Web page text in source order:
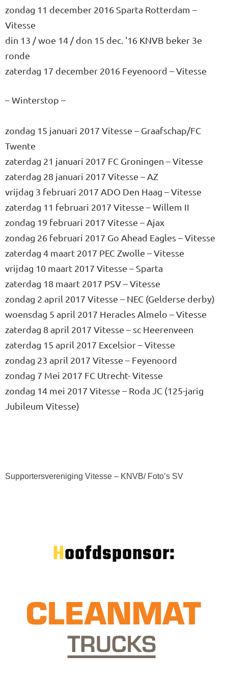
zondag 11 december 2016 Sparta Rotterdam –
Vitesse
din 13 / woe 14 / don 15 dec. '16 KNVB beker 3e
ronde
zaterdag 17 december 2016 Feyenoord – Vitesse
– Winterstop –
zondag 15 januari 2017 Vitesse – Graafschap/FC
Twente
zaterdag 21 januari 2017 FC Groningen – Vitesse
zaterdag 28 januari 2017 Vitesse – AZ
vrijdag 3 februari 2017 ADO Den Haag – Vitesse
zaterdag 11 februari 2017 Vitesse – Willem II
zondag 19 februari 2017 Vitesse – Ajax
zondag 26 februari 2017 Go Ahead Eagles – Vitesse
zaterdag 4 maart 2017 PEC Zwolle – Vitesse
vrijdag 10 maart 2017 Vitesse – Sparta
zaterdag 18 maart 2017 PSV – Vitesse
zondag 2 april 2017 Vitesse – NEC (Gelderse derby)
woensdag 5 april 2017 Heracles Almelo – Vitesse
zaterdag 8 april 2017 Vitesse – sc Heerenveen
zaterdag 15 april 2017 Excelsior – Vitesse
zondag 23 april 2017 Vitesse – Feyenoord
zondag 7 Mei 2017 FC Utrecht- Vitesse
zondag 14 mei 2017 Vitesse – Roda JC (125-jarig
Jubileum Vitesse)
Supportersvereniging Vitesse – KNVB/ Foto’s SV
Hoofdsponsor: